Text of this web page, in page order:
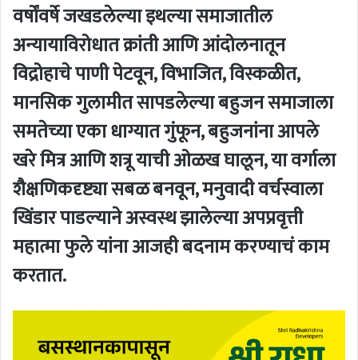
वर्षोंवर्षे जखडलेल्या इथल्या समाजातील
अन्यायाविरोधात क्रांती आणि आंदोलनातून
विद्रोहाचे पाणी पेटवून, विभाजित, विस्कळीत,
मानसिक गुलामीत सापडलेल्या बहुजन समाजाला
समतेच्या एका धाग्यात गुंफून, बहुजनांना आपले
खरे मित्र आणि शत्रू याची ओळख घालून, या वर्गाला
शैक्षणिकदृष्ट्या सबळ बनवून, मनुवादी वर्चस्वाला
खिंडार पाडल्याने अस्वस्थ झालेल्या अपप्रवृत्ती
महात्मा फुले यांना आजही बदनाम करण्याचं काम
करतात.